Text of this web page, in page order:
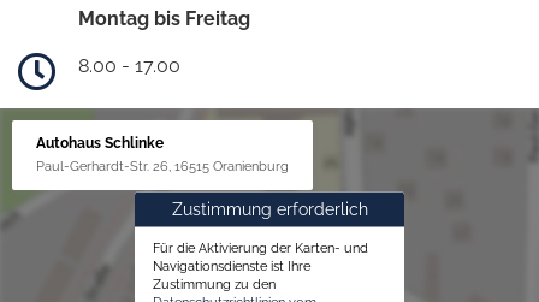
Montag bis Freitag
8.00 - 17.00
Autohaus Schlinke
Paul-Gerhardt-Str. 26, 16515 Oranienburg
Zustimmung erforderlich
Für die Aktivierung der Karten- und
Navigationsdienste ist Ihre
Zustimmung zu den